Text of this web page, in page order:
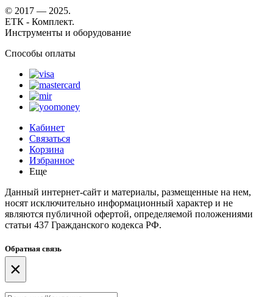
© 2017 — 2025.
ЕТК - Комплект.
Инструменты и оборудование
Способы оплаты
Кабинет
Связаться
Корзина
Избранное
Еще
Данный интернет-сайт и материалы, размещенные на нем,
носят исключительно информационный характер и не
являются публичной офертой, определяемой положениями
статьи 437 Гражданского кодекса РФ.
Обратная связь
×